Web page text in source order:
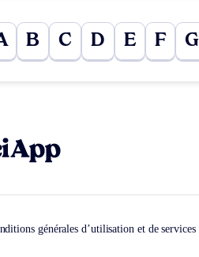
B C D E F G
générales d’utilisation et de services